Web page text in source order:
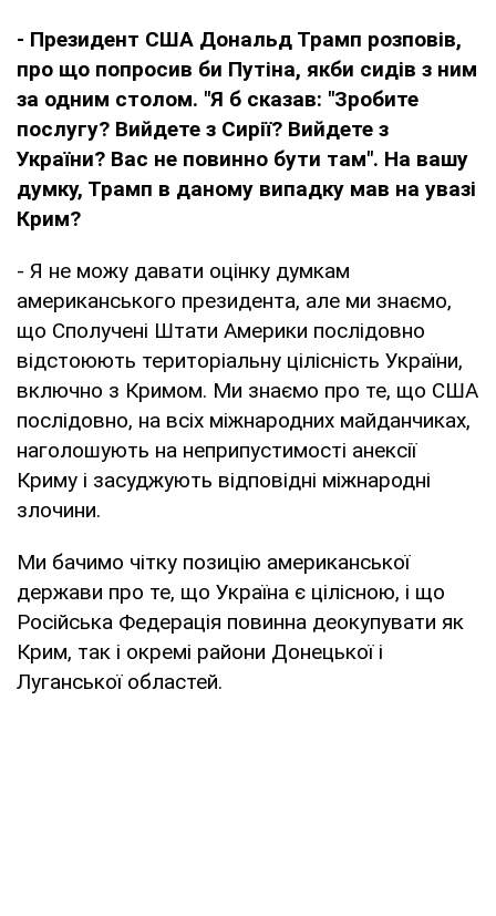
- Президент США Дональд Трамп розповів,
про що попросив би Путіна, якби сидів з ним
за одним столом. "Я б сказав: "Зробите
послугу? Вийдете з Сирії? Вийдете з
України? Вас не повинно бути там". На вашу
думку, Трамп в даному випадку мав на увазі
Крим?
- Я не можу давати оцінку думкам
американського президента, але ми знаємо,
що Сполучені Штати Америки послідовно
відстоюють територіальну цілісність України,
включно з Кримом. Ми знаємо про те, що США
послідовно, на всіх міжнародних майданчиках,
наголошують на неприпустимості анексії
Криму і засуджують відповідні міжнародні
злочини.
Ми бачимо чітку позицію американської
держави про те, що Україна є цілісною, і що
Російська Федерація повинна деокупувати як
Крим, так і окремі райони Донецької і
Луганської областей.